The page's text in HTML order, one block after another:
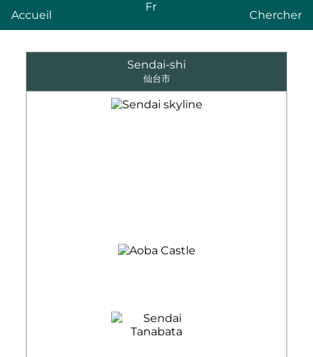
Accueil
Fr
Chercher
Sendai-shi
仙台市